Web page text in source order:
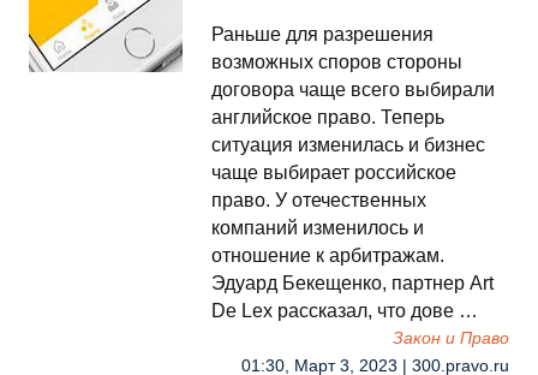
Раньше для разрешения
возможных споров стороны
договора чаще всего выбирали
английское право. Теперь
ситуация изменилась и бизнес
чаще выбирает российское
право. У отечественных
компаний изменилось и
отношение к арбитражам.
Эдуард Бекещенко, партнер Art
De Lex рассказал, что дове …
Закон и Право
01:30, Март 3, 2023 | 300.pravo.ru